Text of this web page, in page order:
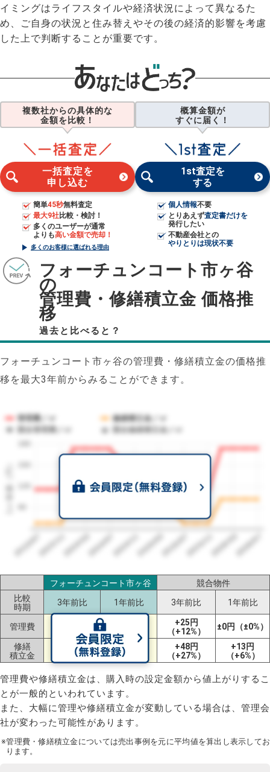
イミングはライフスタイルや経済状況によって異なるた
め、ご自身の状況と住み替えやその後の経済的影響を考慮
した上で判断することが重要です。
複数社からの具体的な
金額を比較！
一括査定を
申し込む
簡単45秒無料査定
最大9社比較・検討！
多くのユーザーが通常
よりも高い金額で売却！
多くのお客様に選ばれる理由
概算金額が
すぐに届く！
1st査定を
する
個人情報不要
とりあえず査定書だけを
発行したい
不動産会社との
やりとりは現状不要
フォーチュンコート市ヶ谷
の
管理費・修繕積立金 価格推
移
過去と比べると？
フォーチュンコート市ヶ谷の管理費・修繕積立金の価格推
移を最大3年前からみることができます。
1㎡単価（円）
管理費／㎡
修繕積立金／㎡
2023/072023/112024/032024/072024/112025/032025/072025/112026/032026/07
フォーチュンコート市ヶ谷
競合物件
比較
時期
3年前比 1年前比 3年前比 1年前比
管理費
（+50%）
（+50%）
+25円
（+12%）
±0円（±0%）
修繕
積立金
+34円
（+50%）
+34円
（+50%）
+48円
（+27%）
+13円
（+6%）
管理費や修繕積立金は、購入時の設定金額から値上がりするこ
とが一般的といわれています。
また、大幅に管理や修繕積立金が変動している場合は、管理会
社が変わった可能性があります。
※管理費・修繕積立金については売出事例を元に平均値を算出し表示してお
ります。